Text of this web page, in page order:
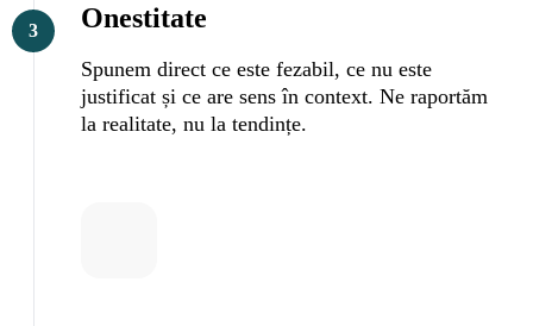
3 Onestitate
Spunem direct ce este fezabil, ce nu este
justificat și ce are sens în context. Ne raportăm
la realitate, nu la tendințe.